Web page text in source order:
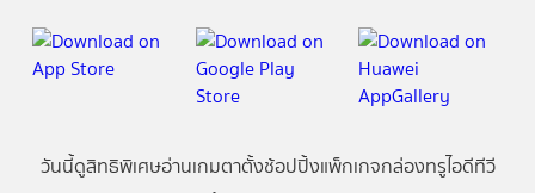
วันนี้ดูสิทธิพิเศษอ่านเกมตาตั้งช้อปปิ้งแพ็กเกจกล่องทรูไอดีทีวี